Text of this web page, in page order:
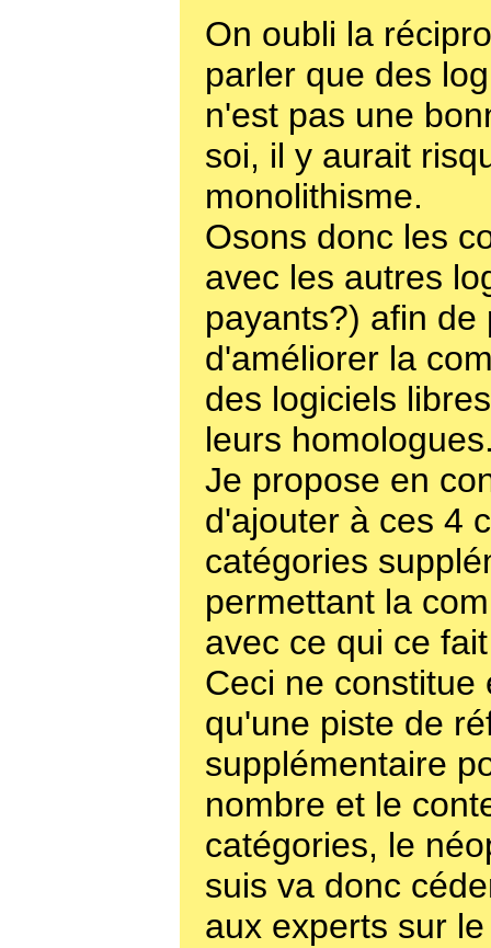
On oubli la
parler que des
n'est pas une
soi, il y aurait
monolithisme.
Osons donc les
avec les autres
payants?) afin de
d'améliorer la
des logiciels
leurs
Je propose en
d'ajouter à ces 4
catégories
permettant la
avec ce qui ce
Ceci ne constitue
qu'une piste de
supplémentaire
nombre et le
catégories, le
suis va donc
aux experts sur